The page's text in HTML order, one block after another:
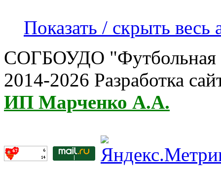
Показать / скрыть весь
СОГБОУДО "Футбольная
2014-2026 Разработка
ИП Марченко А.А.